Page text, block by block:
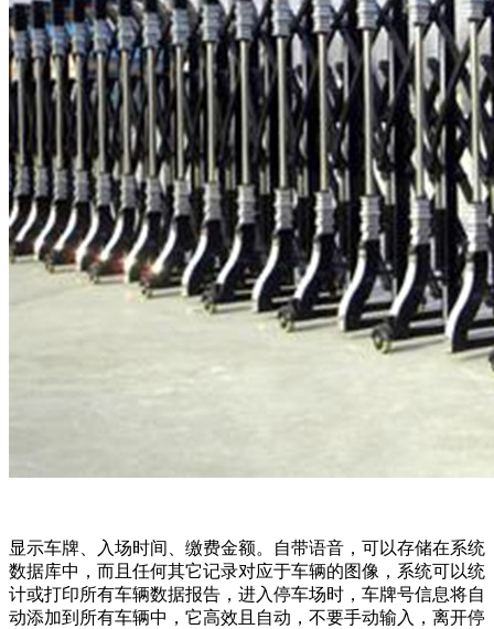
显示车牌、入场时间、缴费金额。自带语音，可以存储在系统
数据库中，而且任何其它记录对应于车辆的图像，系统可以统
计或打印所有车辆数据报告，进入停车场时，车牌号信息将自
动添加到所有车辆中，它高效且自动，不要手动输入，离开停